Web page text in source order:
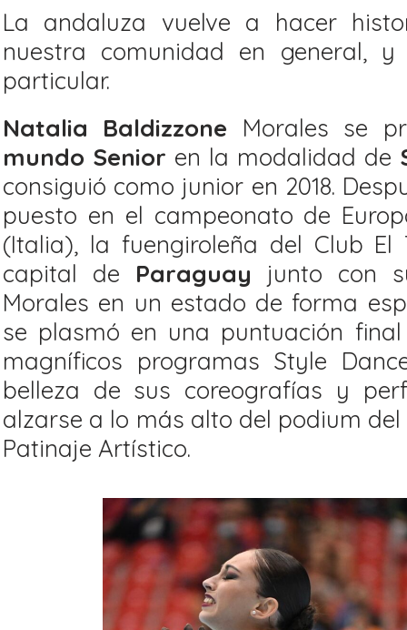
La andaluza vuelve a hacer
nuestra comunidad en general,
particular.
Natalia Baldizzone Morales se
mundo Senior en la modalidad de
consiguió como junior en 2018.
puesto en el campeonato de
(Italia), la fuengiroleña del Club
capital de Paraguay junto con
Morales en un estado de forma
se plasmó en una puntuación
magníficos programas Style
belleza de sus coreografías y
alzarse a lo más alto del podium
Patinaje Artístico.